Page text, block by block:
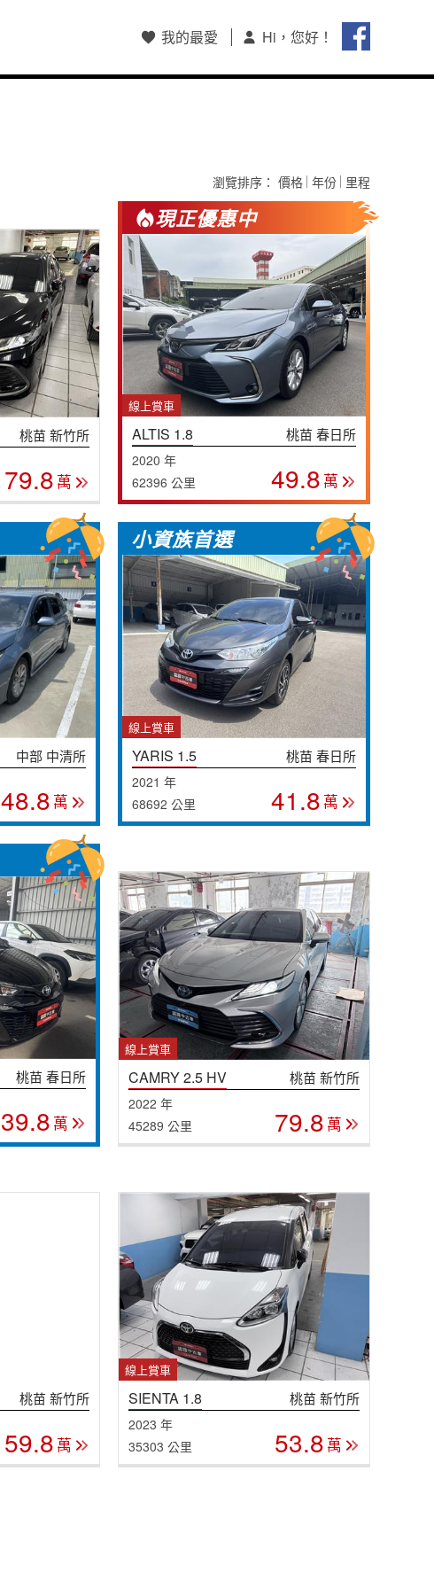
我的最愛 Hi，您好！
會員註冊/登入
保留車查詢
瀏覽排序： 價格 年份 里程
桃苗 新竹所
79.8 萬
現正優惠中
線上賞車
ALTIS 1.8 桃苗 春日所
2020 年
62396 公里
49.8 萬
中部 中清所
48.8 萬
小資族首選
線上賞車
YARIS 1.5 桃苗 春日所
2021 年
68692 公里
41.8 萬
桃苗 春日所
39.8 萬
線上賞車
CAMRY 2.5 HV 桃苗 新竹所
2022 年
45289 公里
79.8 萬
桃苗 新竹所
59.8 萬
線上賞車
SIENTA 1.8 桃苗 新竹所
2023 年
35303 公里
53.8 萬